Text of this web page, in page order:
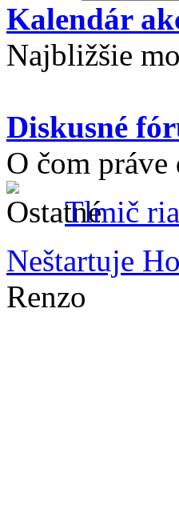
Kalendár
Najbližšie
Diskusné
O čom
Tlmič
Neštartuje
Renzo